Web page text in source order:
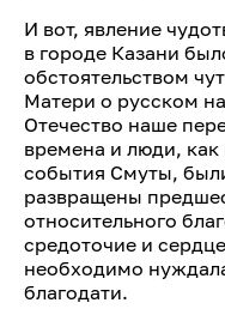
И вот, явление
в городе Казани
обстоятельством
Матери о русском
Отечество наше
времена и люди,
события Смуты,
развращены
относительного
средоточие и
необходимо
благодати.